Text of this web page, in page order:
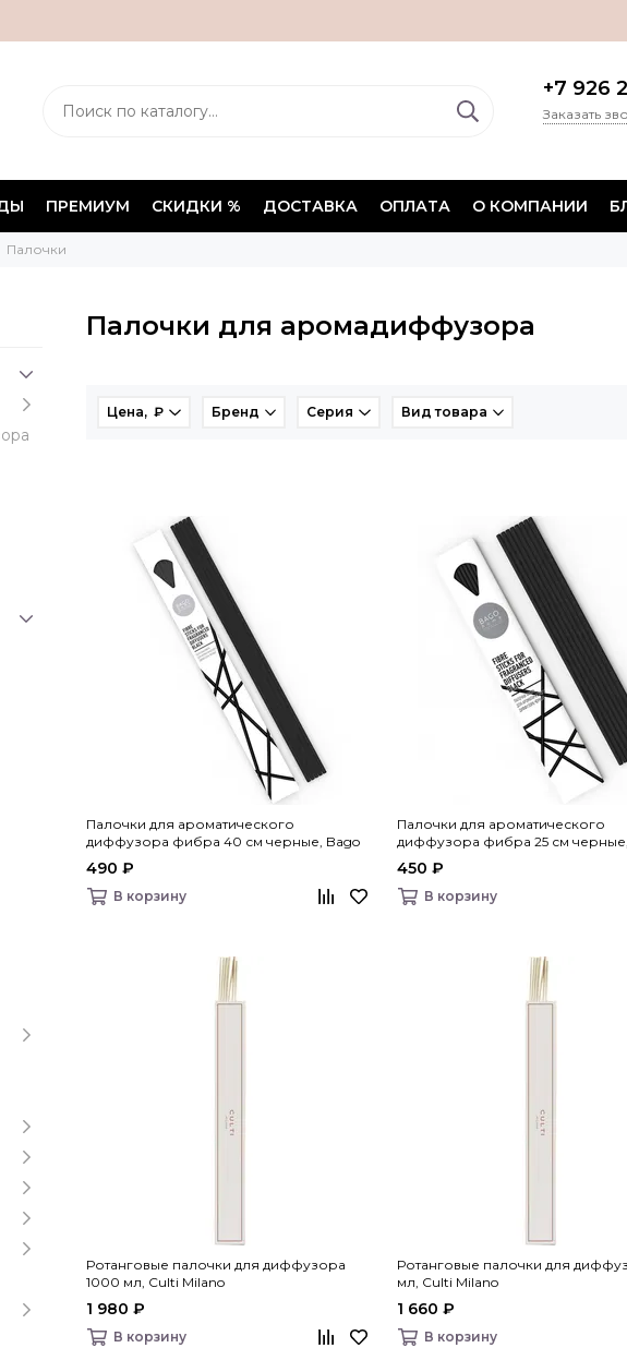
+7 926
Заказать
ПРЕМИУМ СКИДКИ % ДОСТАВКА ОПЛАТА О КОМПАНИИ
Палочки
Палочки для аромадиффузора
Цена, ₽ Бренд Серия Вид товара
Палочки для ароматического
диффузора фибра 40 см черные, Bago
490 ₽
В корзину
Палочки для ароматического
диффузора фибра 25 см
450 ₽
В корзину
Ротанговые палочки для диффузора
1000 мл, Culti Milano
1 980 ₽
В корзину
Ротанговые палочки для
мл, Culti Milano
1 660 ₽
В корзину